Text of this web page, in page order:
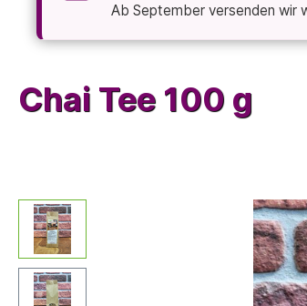
Ab September versenden wir
Chai Tee 100 g